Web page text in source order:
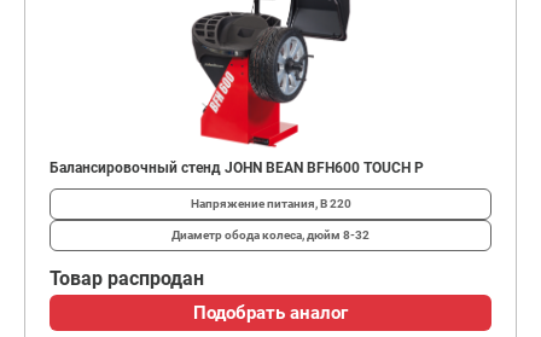
Балансировочный стенд JOHN BEAN BFH600 TOUCH P
Напряжение питания, В220
Диаметр обода колеса, дюйм 8-32
Товар распродан
Подобрать аналог